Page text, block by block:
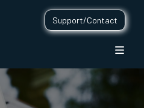
Support/Contact